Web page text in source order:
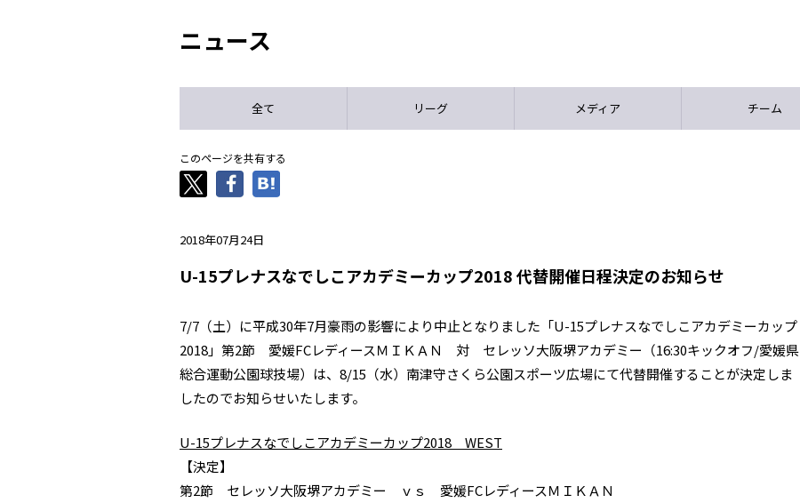
ニュース
全て リーグ メディア チーム
このページを共有する
2018年07月24日
U-15プレナスなでしこアカデミーカップ2018 代替開催日程決定のお知らせ
7/7（土）に平成30年7月豪雨の影響により中止となりました「U-15プレナスなでしこアカデミーカップ
2018」第2節 愛媛FCレディースＭＩＫＡＮ 対 セレッソ大阪堺アカデミー（16:30キックオフ/愛媛県
総合運動公園球技場）は、8/15（水）南津守さくら公園スポーツ広場にて代替開催することが決定しま
したのでお知らせいたします。
U-15プレナスなでしこアカデミーカップ2018 WEST
【決定】
第2節 セレッソ大阪堺アカデミー ｖｓ 愛媛FCレディースＭＩＫＡＮ